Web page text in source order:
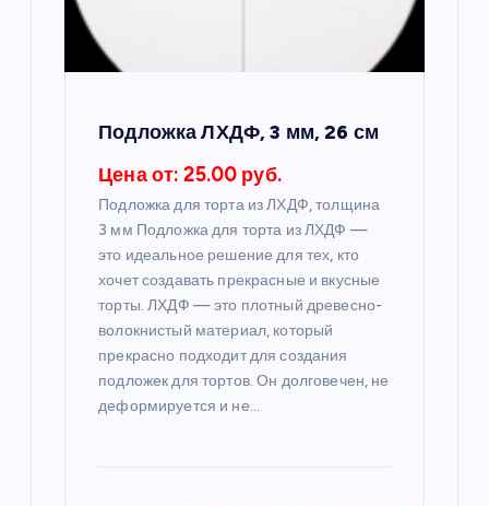
Подложка ЛХДФ, 3 мм, 26 см
Цена от: 25.00 руб.
Подложка для торта из ЛХДФ, толщина
3 мм Подложка для торта из ЛХДФ —
это идеальное решение для тех, кто
хочет создавать прекрасные и вкусные
торты. ЛХДФ — это плотный древесно-
волокнистый материал, который
прекрасно подходит для создания
подложек для тортов. Он долговечен, не
деформируется и не…